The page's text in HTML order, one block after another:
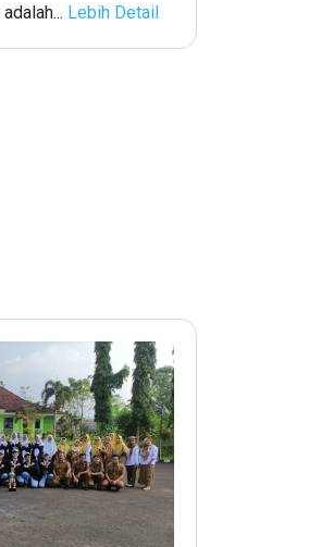
Lebih Detail